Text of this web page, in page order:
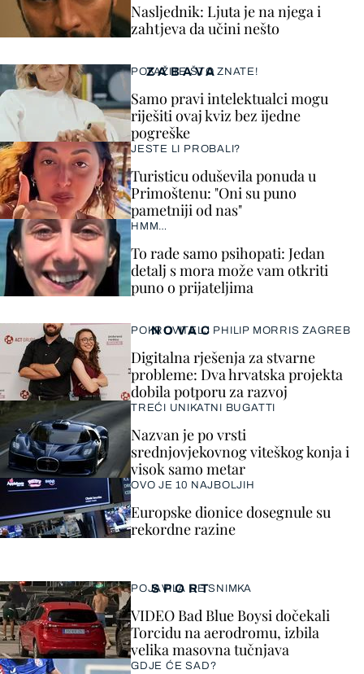
ZABAVA
POKAŽITE ŠTO ZNATE!
Samo pravi intelektualci mogu
riješiti ovaj kviz bez ijedne
pogreške
JESTE LI PROBALI?
Turisticu oduševila ponuda u
Primoštenu: "Oni su puno
pametniji od nas"
HMM…
To rade samo psihopati: Jedan
detalj s mora može vam otkriti
puno o prijateljima
SPORT
POJAVILA SE SNIMKA
VIDEO Bad Blue Boysi dočekali
Torcidu na aerodromu, izbila
velika masovna tučnjava
GDJE ĆE SAD?
Nasljednik: Ljuta je na njega i
zahtjeva da učini nešto
NOVAC
POKROVITELJ PHILIP MORRIS ZAGREB
Digitalna rješenja za stvarne
probleme: Dva hrvatska projekta
dobila potporu za razvoj
TREĆI UNIKATNI BUGATTI
Nazvan je po vrsti
srednjovjekovnog viteškog konja i
visok samo metar
OVO JE 10 NAJBOLJIH
Europske dionice dosegnule su
rekordne razine